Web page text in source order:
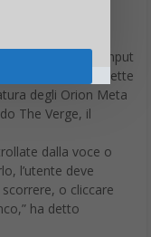
per
più punti di input
della testa. Sette
degli Orion Meta
The Verge, il
dalla voce o
l’utente deve
o cliccare
ha detto